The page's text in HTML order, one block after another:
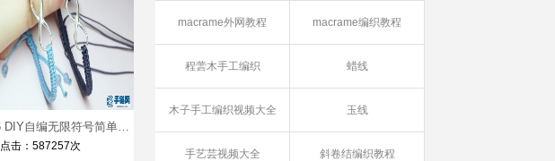
macrame外网教程 macrame编织教程
程蕓木手工编织 蜡线
木子手工编织视频大全 玉线
手艺芸视频大全 斜卷结编织教程
66 DIY自编无限符号简单款手绳视频教程
点击：587257次